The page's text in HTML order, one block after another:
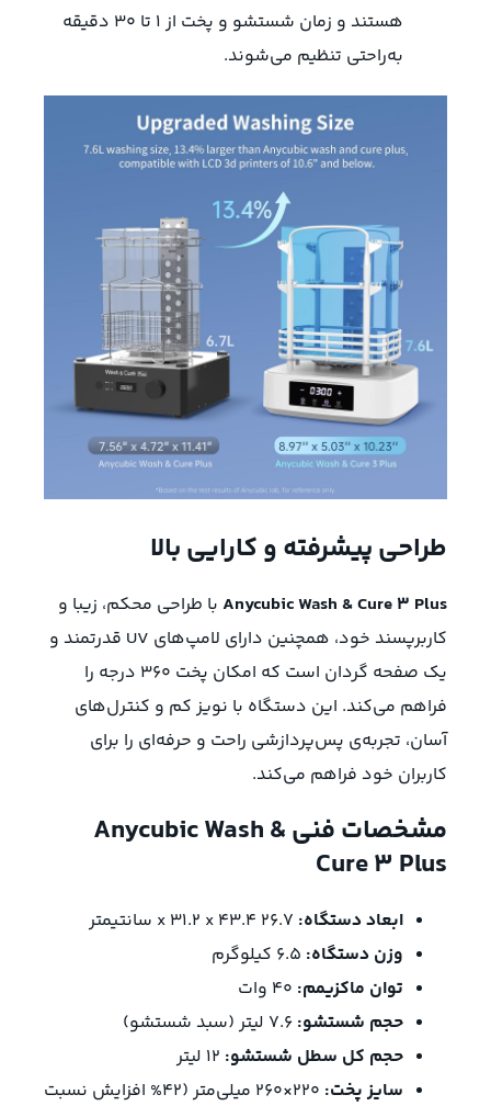
هستند و زمان شستشو و پخت از 1 تا 30 دقیقه
به‌راحتی تنظیم می‌شوند.
طراحی پیشرفته و کارایی بالا
Anycubic Wash & Cure 3 Plus با طراحی محکم، زیبا و
کاربرپسند خود، همچنین دارای لامپ‌های UV قدرتمند و
یک صفحه گردان است که امکان پخت 360 درجه را
فراهم می‌کند. این دستگاه با نویز کم و کنترل‌های
آسان، تجربه‌ی پس‌پردازشی راحت و حرفه‌ای را برای
کاربران خود فراهم می‌کند.
مشخصات فنی Anycubic Wash &
Cure 3 Plus
ابعاد دستگاه:
وزن دستگاه:
توان ماکزیمم:
حجم شستشو:
حجم کل سطل شستشو:
سایز پخت:
220×260 میلی‌متر (42% افزایش نسبت